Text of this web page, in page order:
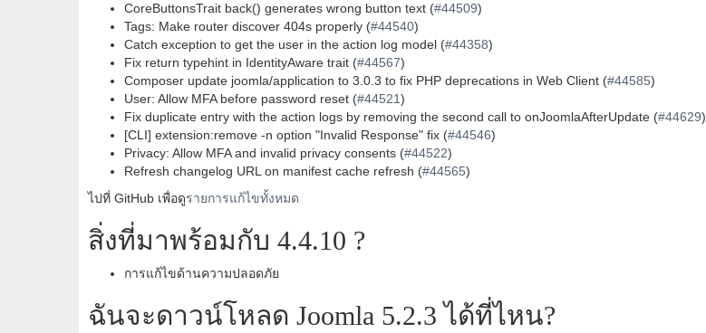
CoreButtonsTrait back() generates wrong button text (#44509)
Tags: Make router discover 404s properly (#44540)
Catch exception to get the user in the action log model (#44358)
Fix return typehint in IdentityAware trait (#44567)
Composer update joomla/application to 3.0.3 to fix PHP deprecations in Web Client (#44585)
User: Allow MFA before password reset (#44521)
Fix duplicate entry with the action logs by removing the second call to onJoomlaAfterUpdate (#44629)
[CLI] extension:remove -n option "Invalid Response" fix (#44546)
Privacy: Allow MFA and invalid privacy consents (#44522)
Refresh changelog URL on manifest cache refresh (#44565)
ไปที่ GitHub เพื่อดูรายการแก้ไขทั้งหมด
สิ่งที่มาพร้อมกับ 4.4.10 ?
การแก้ไขด้านความปลอดภัย
ฉันจะดาวน์โหลด Joomla 5.2.3 ได้ที่ไหน?